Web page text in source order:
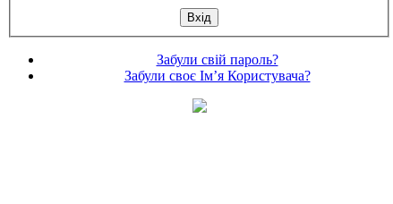
Забули свій пароль?
Забули своє Ім’я Користувача?